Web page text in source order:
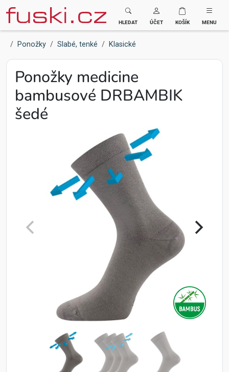
Fuski BOMA
HLEDAT ÚČET KOŠÍK MENU
Ponožky Slabé, tenké Klasické
Ponožky medicine
bambusové DRBAMBIK
šedé